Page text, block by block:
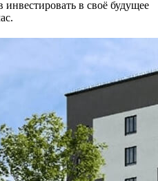
в своё будущее